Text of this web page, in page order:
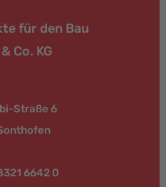
für den Bau
Co. KG
Straße 6
6642 0